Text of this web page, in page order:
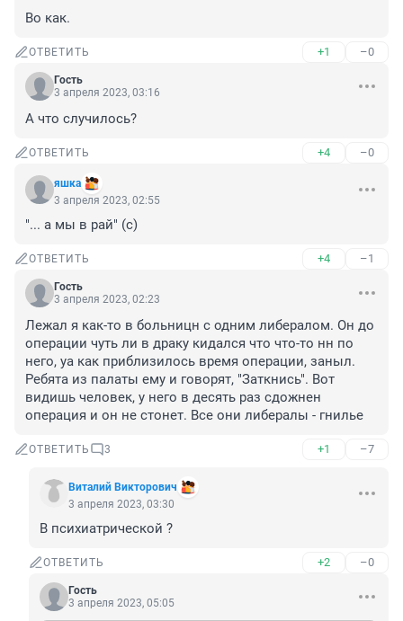
Во как.
ОТВЕТИТЬ +1 –0
Гость
3 апреля 2023, 03:16
А что случилось?
ОТВЕТИТЬ +4 –0
яшка
3 апреля 2023, 02:55
"... а мы в рай" (с)
ОТВЕТИТЬ +4 –1
Гость
3 апреля 2023, 02:23
Лежал я как-то в больницн с одним либералом. Он до
операции чуть ли в драку кидался что что-то нн по
него, уа как приблизилось время операции, заныл.
Ребята из палаты ему и говорят, "Заткнись". Вот
видишь человек, у него в десять раз сдожнен
операция и он не стонет. Все они либералы - гнилье
ОТВЕТИТЬ 3 +1 –7
Виталий Викторович
3 апреля 2023, 03:30
В психиатрической ?
ОТВЕТИТЬ +2 –0
Гость
3 апреля 2023, 05:05